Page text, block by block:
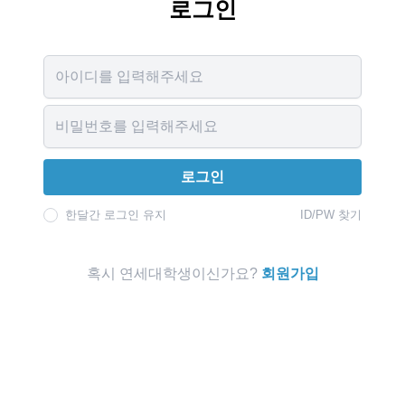
로그인
로그인
한달간 로그인 유지 ID/PW 찾기
혹시 연세대학생이신가요? 회원가입